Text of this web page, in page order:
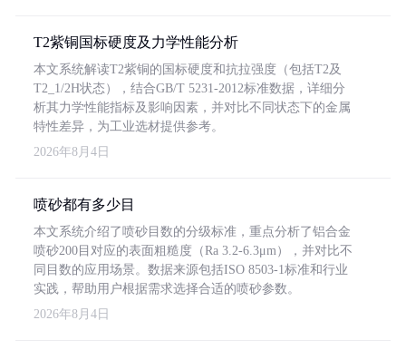
T2紫铜国标硬度及力学性能分析
本文系统解读T2紫铜的国标硬度和抗拉强度（包括T2及
T2_1/2H状态），结合GB/T 5231-2012标准数据，详细分
析其力学性能指标及影响因素，并对比不同状态下的金属
特性差异，为工业选材提供参考。
2026年8月4日
喷砂都有多少目
本文系统介绍了喷砂目数的分级标准，重点分析了铝合金
喷砂200目对应的表面粗糙度（Ra 3.2-6.3μm），并对比不
同目数的应用场景。数据来源包括ISO 8503-1标准和行业
实践，帮助用户根据需求选择合适的喷砂参数。
2026年8月4日